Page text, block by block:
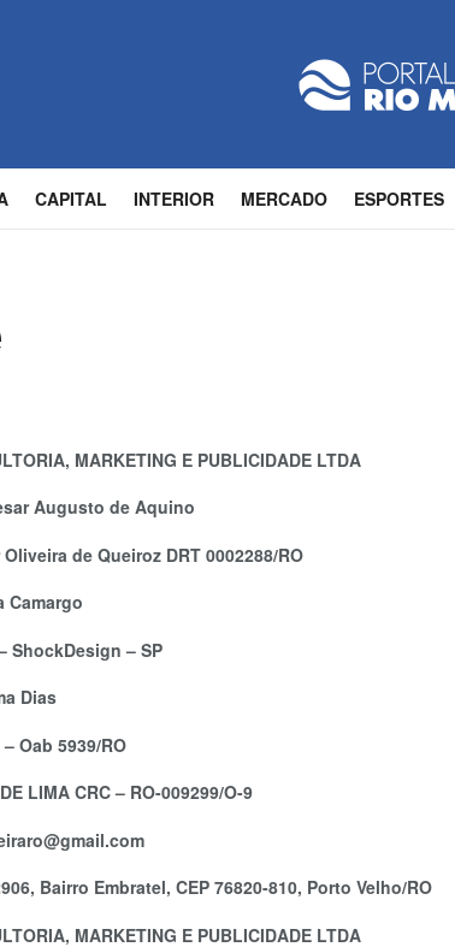
CAPITAL INTERIOR MERCADO ESPORTES
MARKETING E PUBLICIDADE LTDA
Augusto de Aquino
de Queiroz DRT 0002288/RO
Camargo
ShockDesign – SP
Dias
Oab 5939/RO
LIMA CRC – RO-009299/O-9
Bairro Embratel, CEP 76820-810, Porto Velho/RO
MARKETING E PUBLICIDADE LTDA